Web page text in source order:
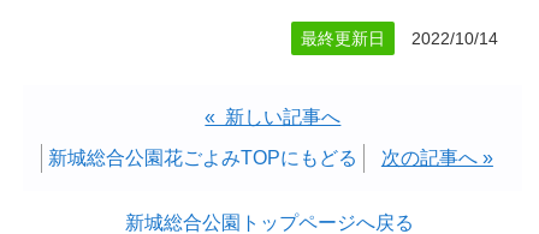
最終更新日 2022/10/14
« 新しい記事へ
新城総合公園花ごよみTOPにもどる
次の記事へ »
新城総合公園トップページへ戻る